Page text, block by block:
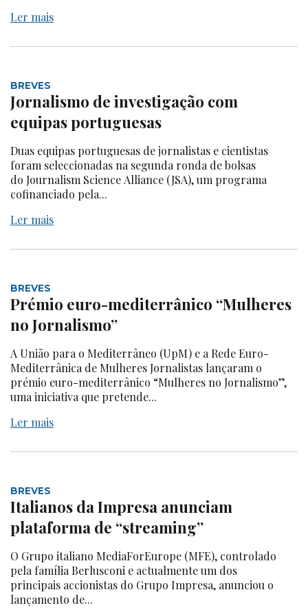
Ler mais
BREVES
Jornalismo de investigação com
equipas portuguesas
Duas equipas portuguesas de jornalistas e cientistas
foram seleccionadas na segunda ronda de bolsas
do Journalism Science Alliance (JSA), um programa
cofinanciado pela...
Ler mais
BREVES
Prémio euro-mediterrânico “Mulheres
no Jornalismo”
A União para o Mediterrâneo (UpM) e a Rede Euro-
Mediterrânica de Mulheres Jornalistas lançaram o
prémio euro-mediterrânico “Mulheres no Jornalismo”,
uma iniciativa que pretende...
Ler mais
BREVES
Italianos da Impresa anunciam
plataforma de “streaming”
O Grupo italiano MediaForEurope (MFE), controlado
pela família Berlusconi e actualmente um dos
principais accionistas do Grupo Impresa, anunciou o
lançamento de...